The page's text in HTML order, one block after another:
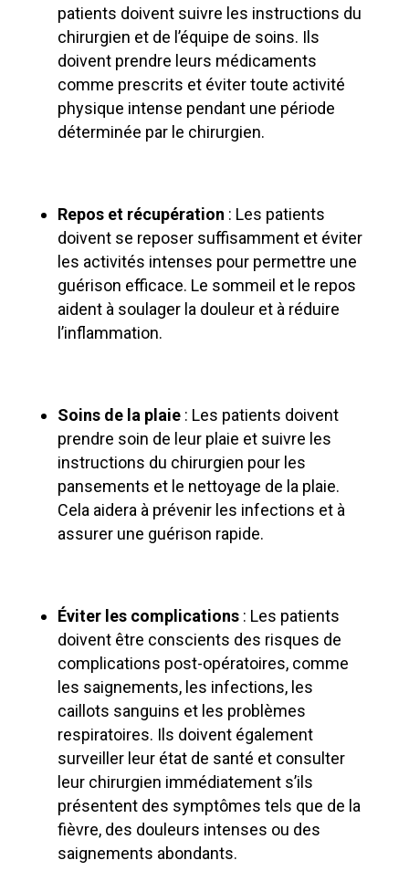
patients doivent suivre les instructions du
chirurgien et de l’équipe de soins. Ils
doivent prendre leurs médicaments
comme prescrits et éviter toute activité
physique intense pendant une période
déterminée par le chirurgien.
Repos et récupération : Les patients
doivent se reposer suffisamment et éviter
les activités intenses pour permettre une
guérison efficace. Le sommeil et le repos
aident à soulager la douleur et à réduire
l’inflammation.
Soins de la plaie: Les patients doivent
prendre soin de leur plaie et suivre les
instructions du chirurgien pour les
pansements et le nettoyage de la plaie.
Cela aidera à prévenir les infections et à
assurer une guérison rapide.
Éviter les complications: Les patients
doivent être conscients des risques de
complications post-opératoires, comme
les saignements, les infections, les
caillots sanguins et les problèmes
respiratoires. Ils doivent également
surveiller leur état de santé et consulter
leur chirurgien immédiatement s’ils
présentent des symptômes tels que de la
fièvre, des douleurs intenses ou des
saignements abondants.